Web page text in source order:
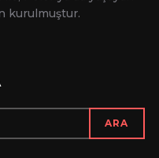
kurulmuştur.
ARA